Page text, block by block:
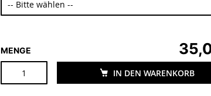
MENGE
IN DEN WARENKORB